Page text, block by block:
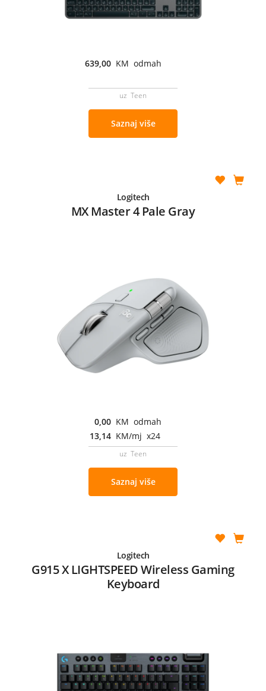
639,00 KM odmah
uz Teen
Saznaj više
Logitech
MX Master 4 Pale Gray
0,00 KM odmah
13,14 KM/mj x24
uz Teen
Saznaj više
Logitech
G915 X LIGHTSPEED Wireless Gaming
Keyboard